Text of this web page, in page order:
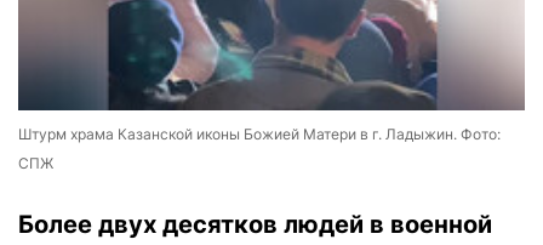
Штурм храма Казанской иконы Божией Матери в г. Ладыжин. Фото:
СПЖ
Более двух десятков людей в военной